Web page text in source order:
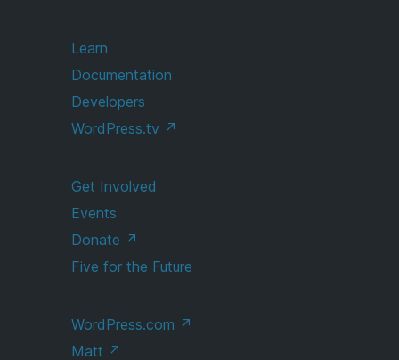
Learn
Documentation
Developers
WordPress.tv ↗
Get Involved
Events
Donate ↗
Five for the Future
WordPress.com ↗
Matt ↗